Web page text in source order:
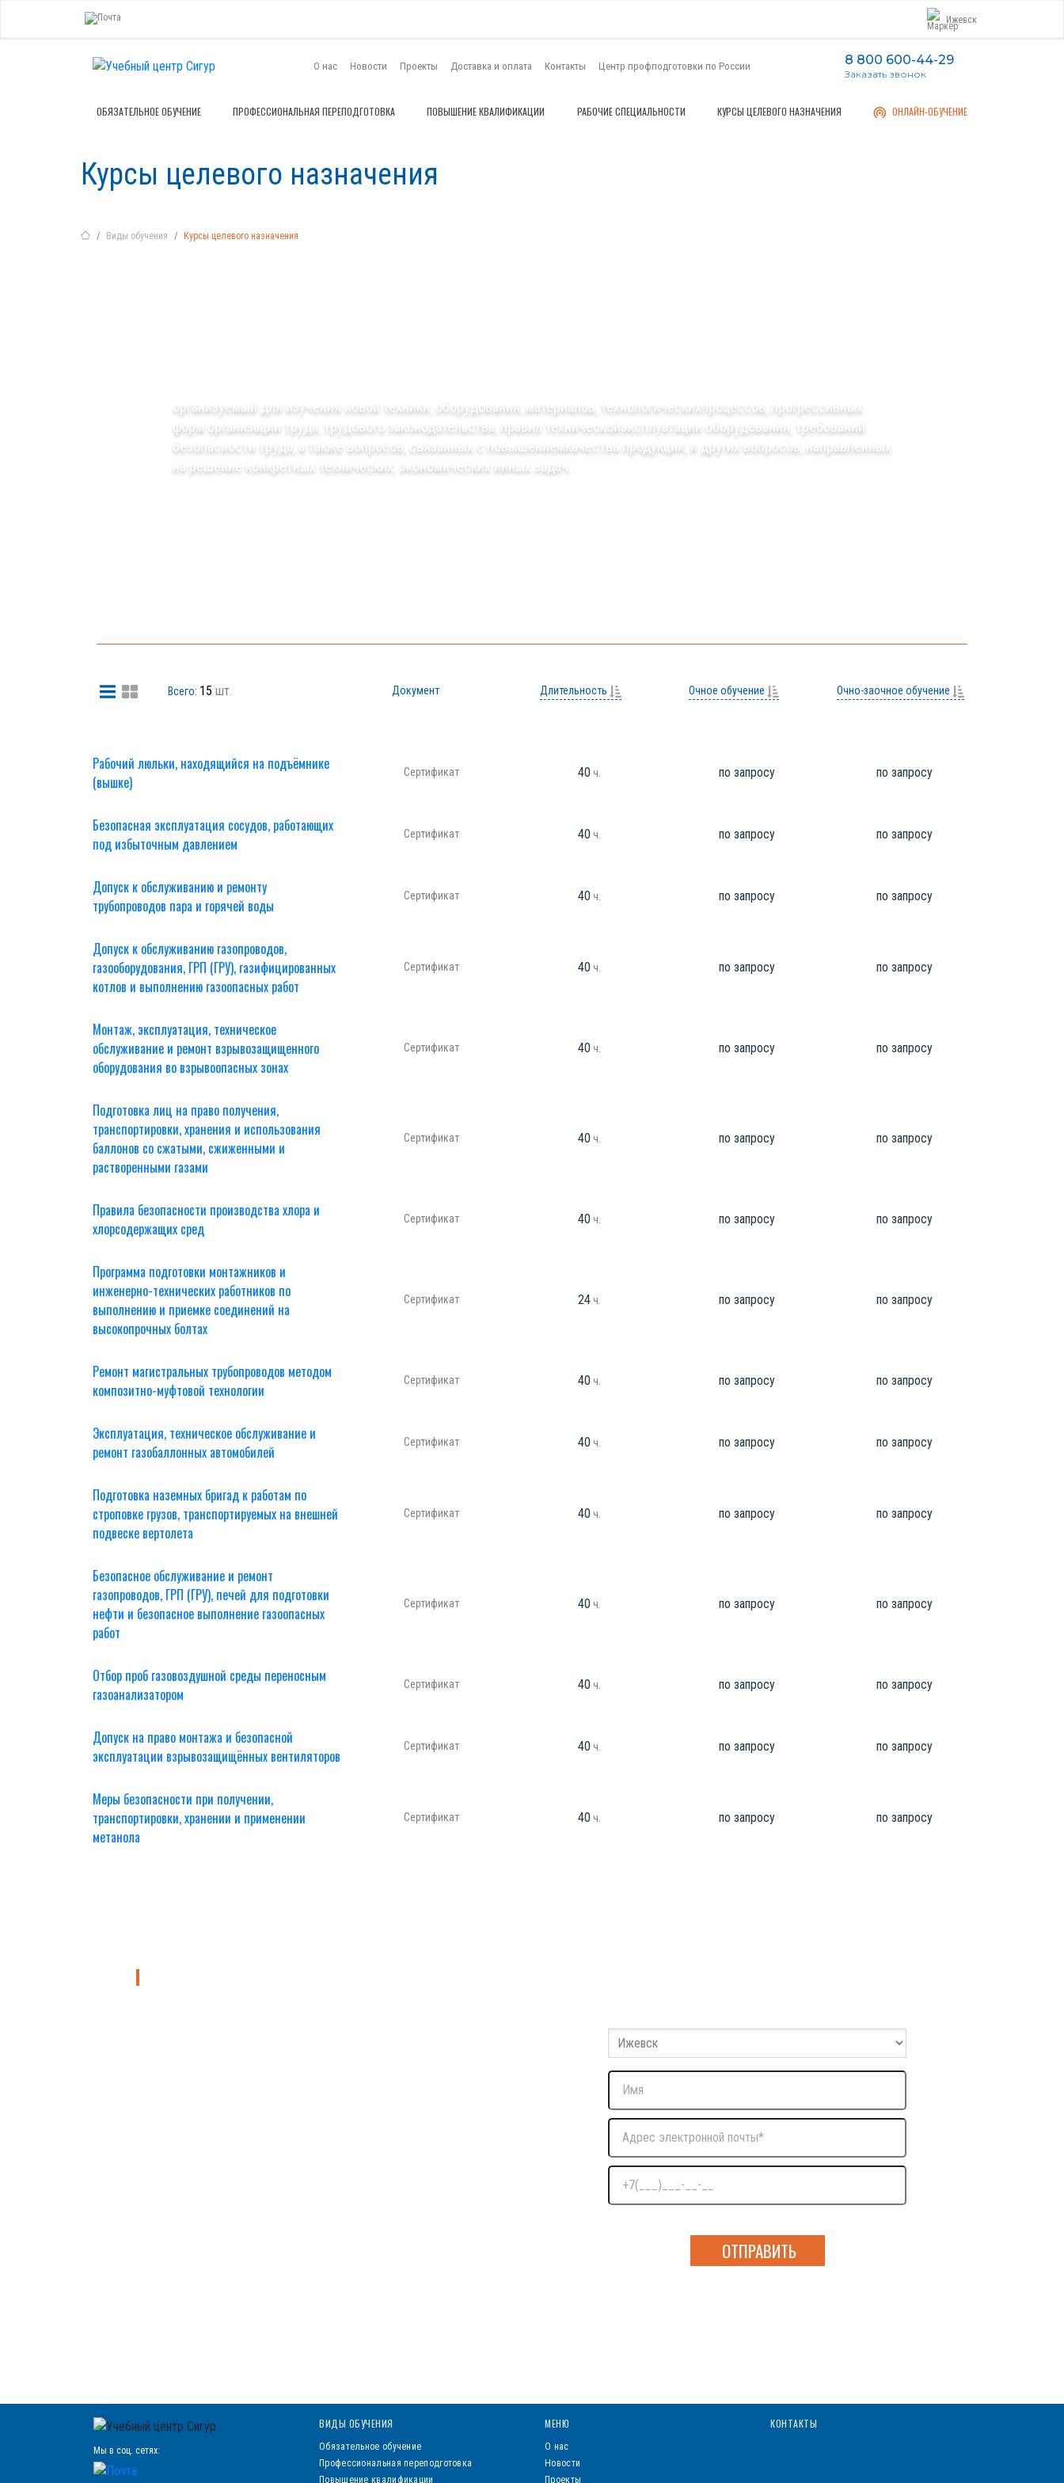
Ижевск
О нас Новости Проекты Доставка и оплата Контакты Центр профподготовки по России 8 800 600-44-29
Заказать звонок
ОБЯЗАТЕЛЬНОЕ ОБУЧЕНИЕ ПРОФЕССИОНАЛЬНАЯ ПЕРЕПОДГОТОВКА ПОВЫШЕНИЕ КВАЛИФИКАЦИИ РАБОЧИЕ СПЕЦИАЛЬНОСТИ КУРСЫ ЦЕЛЕВОГО НАЗНАЧЕНИЯ ОНЛАЙН-ОБУЧЕНИЕ
Курсы целевого назначения
Виды обучения Курсы целевого назначения
организуемый для изучения новой техники, оборудования, материалов, технологическихпроцессов, прогрессивных
форм организации труда, трудового законодательства, правил техническойэксплуатации оборудования, требований
безопасности труда, а также вопросов, связанных с повышениемкачества продукции, и других вопросов, направленных
на решение конкретных технических, экономических ииных задач.
Всего: 15 шт. Документ Длительность Очное обучение Очно-заочное обучение
Рабочий люльки, находящийся на подъёмнике
(вышке)
Сертификат 40 ч. по запросу по запросу
Безопасная эксплуатация сосудов, работающих
под избыточным давлением
Сертификат 40 ч. по запросу по запросу
Допуск к обслуживанию и ремонту
трубопроводов пара и горячей воды
Сертификат 40 ч. по запросу по запросу
Допуск к обслуживанию газопроводов,
газооборудования, ГРП (ГРУ), газифицированных
котлов и выполнению газоопасных работ
Сертификат 40 ч. по запросу по запросу
Монтаж, эксплуатация, техническое
обслуживание и ремонт взрывозащищенного
оборудования во взрывоопасных зонах
Сертификат 40 ч. по запросу по запросу
Подготовка лиц на право получения,
транспортировки, хранения и использования
баллонов со сжатыми, сжиженными и
растворенными газами
Сертификат 40 ч. по запросу по запросу
Правила безопасности производства хлора и
хлорсодержащих сред
Сертификат 40 ч. по запросу по запросу
Программа подготовки монтажников и
инженерно-технических работников по
выполнению и приемке соединений на
высокопрочных болтах
Сертификат 24ч. по запросу по запросу
Ремонт магистральных трубопроводов методом
композитно-муфтовой технологии
Сертификат 40 ч. по запросу по запросу
Эксплуатация, техническое обслуживание и
ремонт газобаллонных автомобилей
Сертификат 40 ч. по запросу по запросу
Подготовка наземных бригад к работам по
строповке грузов, транспортируемых на внешней
подвеске вертолета
Сертификат 40 ч. по запросу по запросу
Безопасное обслуживание и ремонт
газопроводов, ГРП (ГРУ), печей для подготовки
нефти и безопасное выполнение газоопасных
работ
Сертификат 40 ч. по запросу по запросу
Отбор проб газовоздушной среды переносным
газоанализатором
Сертификат 40 ч. по запросу по запросу
Допуск на право монтажа и безопасной
эксплуатации взрывозащищённых вентиляторов
Сертификат 40 ч. по запросу по запросу
Меры безопасности при получении,
транспортировки, хранении и применении
метанола
Сертификат 40 ч. по запросу по запросу
Мы в соц. сетях:
ВИДЫ ОБУЧЕНИЯ
Обязательное обучение
Профессиональная переподготовка
Повышение квалификации
МЕНЮ
О нас
Новости
Проекты
КОНТАКТЫ